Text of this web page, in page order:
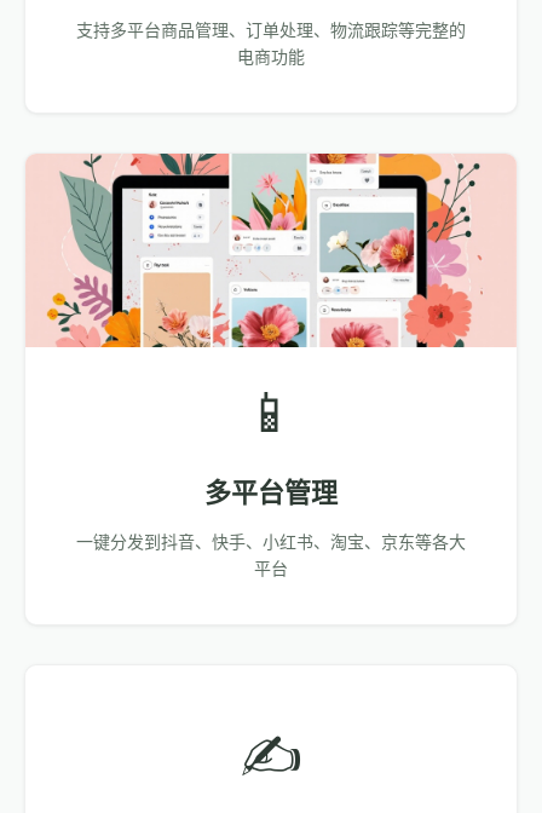
支持多平台商品管理、订单处理、物流跟踪等完整的
电商功能
📱
多平台管理
一键分发到抖音、快手、小红书、淘宝、京东等各大
平台
✍️